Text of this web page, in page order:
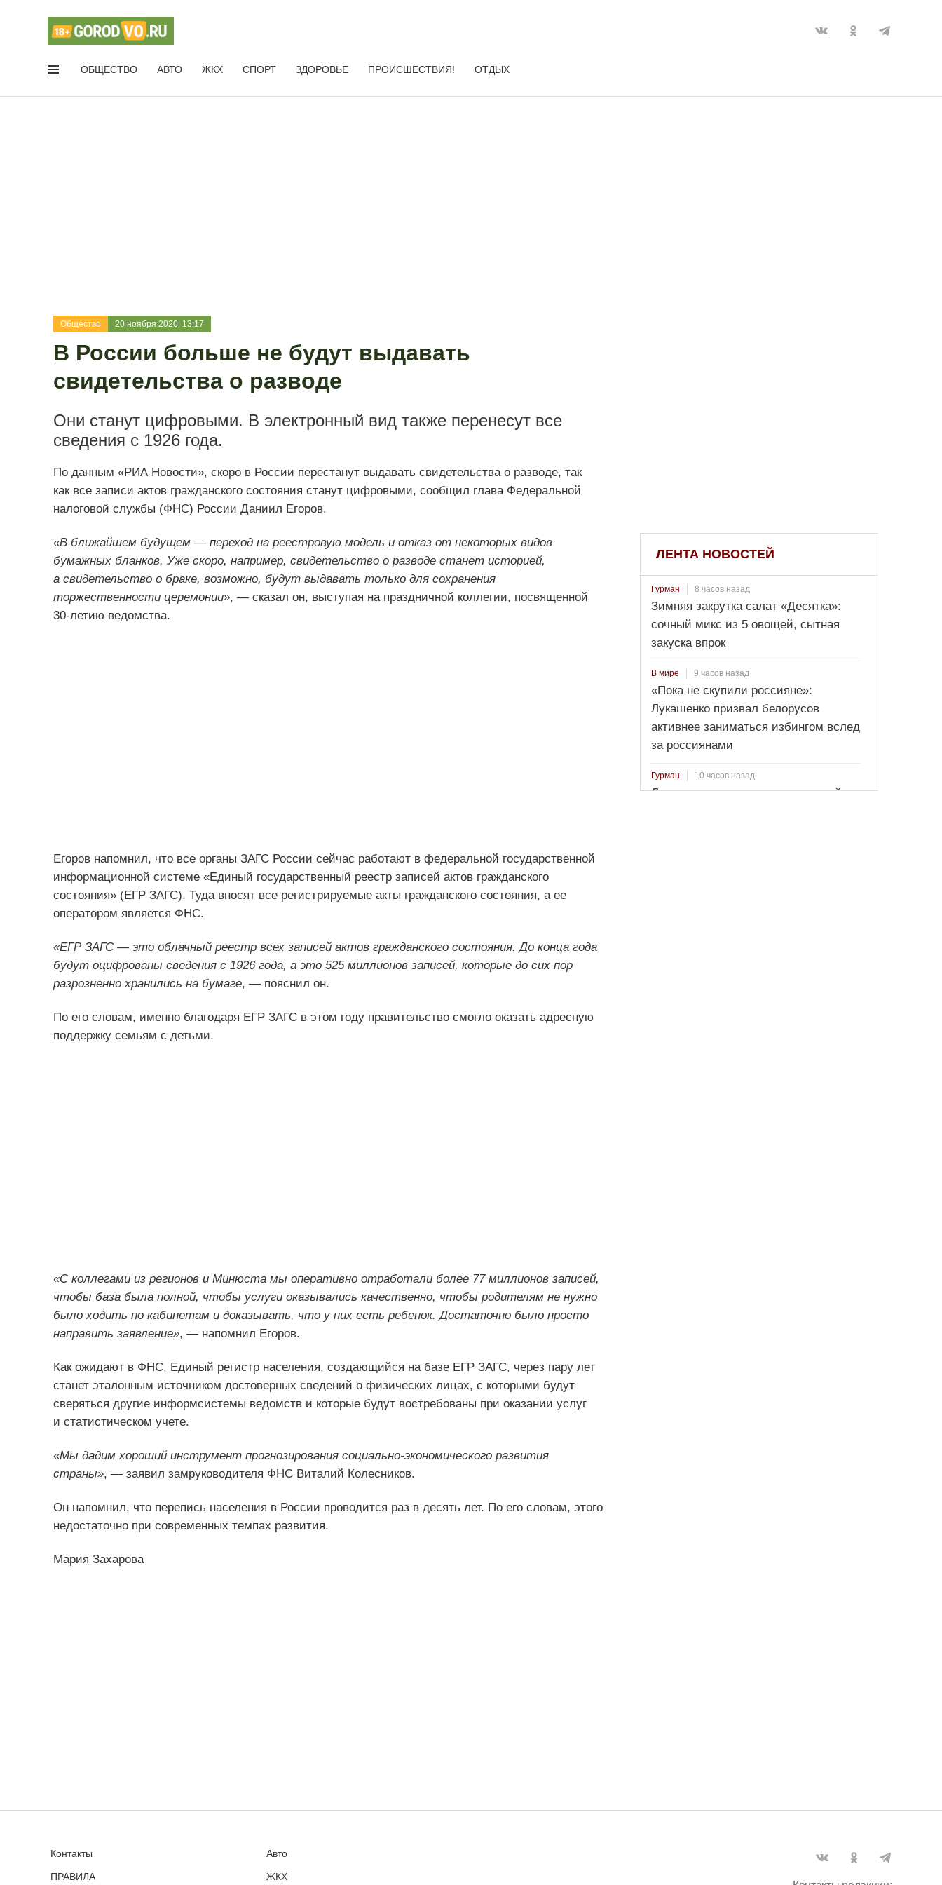
ОБЩЕСТВО АВТО ЖКХ СПОРТ ЗДОРОВЬЕ ПРОИСШЕСТВИЯ! ОТДЫХ
Общество 20 ноября 2020, 13:17
В России больше не будут выдавать
свидетельства о разводе
Они станут цифровыми. В электронный вид также перенесут все
сведения с 1926 года.
По данным «РИА Новости», скоро в России перестанут выдавать свидетельства о разводе, так
как все записи актов гражданского состояния станут цифровыми, сообщил глава Федеральной
налоговой службы (ФНС) России Даниил Егоров.
«В ближайшем будущем — переход на реестровую модель и отказ от некоторых видов
бумажных бланков. Уже скоро, например, свидетельство о разводе станет историей,
а свидетельство о браке, возможно, будут выдавать только для сохранения
торжественности церемонии», — сказал он, выступая на праздничной коллегии, посвященной
30-летию ведомства.
Егоров напомнил, что все органы ЗАГС России сейчас работают в федеральной государственной
информационной системе «Единый государственный реестр записей актов гражданского
состояния» (ЕГР ЗАГС). Туда вносят все регистрируемые акты гражданского состояния, а ее
оператором является ФНС.
«ЕГР ЗАГС — это облачный реестр всех записей актов гражданского состояния. До конца года
будут оцифрованы сведения с 1926 года, а это 525 миллионов записей, которые до сих пор
разрозненно хранились на бумаге, — пояснил он.
По его словам, именно благодаря ЕГР ЗАГС в этом году правительство смогло оказать адресную
поддержку семьям с детьми.
«С коллегами из регионов и Минюста мы оперативно отработали более 77 миллионов записей,
чтобы база была полной, чтобы услуги оказывались качественно, чтобы родителям не нужно
было ходить по кабинетам и доказывать, что у них есть ребенок. Достаточно было просто
направить заявление», — напомнил Егоров.
Как ожидают в ФНС, Единый регистр населения, создающийся на базе ЕГР ЗАГС, через пару лет
станет эталонным источником достоверных сведений о физических лицах, с которыми будут
сверяться другие информсистемы ведомств и которые будут востребованы при оказании услуг
и статистическом учете.
«Мы дадим хороший инструмент прогнозирования социально-экономического развития
страны», — заявил замруководителя ФНС Виталий Колесников.
Он напомнил, что перепись населения в России проводится раз в десять лет. По его словам, этого
недостаточно при современных темпах развития.
Мария Захарова
ЛЕНТА НОВОСТЕЙ
Гурман 8 часов назад
Зимняя закрутка салат «Десятка»:
сочный микс из 5 овощей, сытная
закуска впрок
В мире 9 часов назад
«Пока не скупили россияне»:
Лукашенко призвал белорусов
активнее заниматься избингом вслед
за россиянами
Гурман 10 часов назад
Лосось пряного посола: секретный
Контакты
ПРАВИЛА
Авто
ЖКХ